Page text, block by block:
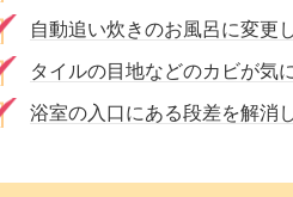
自動追い炊きのお風呂に変更
タイルの目地などのカビが気
浴室の入口にある段差を解消